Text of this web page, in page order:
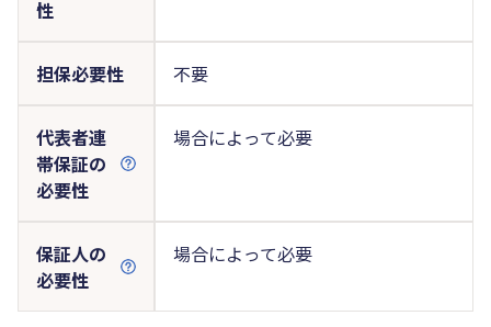
性
担保必要性 不要
代表者連
帯保証の
必要性
場合によって必要
保証人の
必要性
場合によって必要